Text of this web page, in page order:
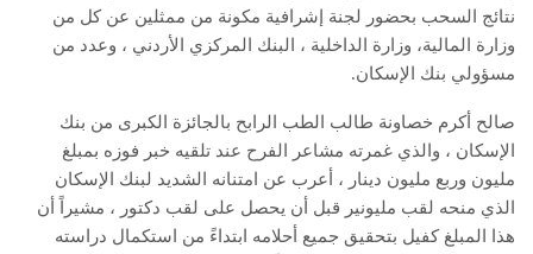
نتائج السحب بحضور لجنة إشرافية مكونة من ممثلين عن كل من
وزارة المالية، وزارة الداخلية ، البنك المركزي الأردني ، وعدد من
مسؤولي بنك الإسكان.
صالح أكرم خصاونة طالب الطب الرابح بالجائزة الكبرى من بنك
الإسكان ، والذي غمرته مشاعر الفرح عند تلقيه خبر فوزه بمبلغ
مليون وربع مليون دينار ، أعرب عن امتنانه الشديد لبنك الإسكان
الذي منحه لقب مليونير قبل أن يحصل على لقب دكتور ، مشيراً أن
هذا المبلغ كفيل بتحقيق جميع أحلامه ابتداءً من استكمال دراسته